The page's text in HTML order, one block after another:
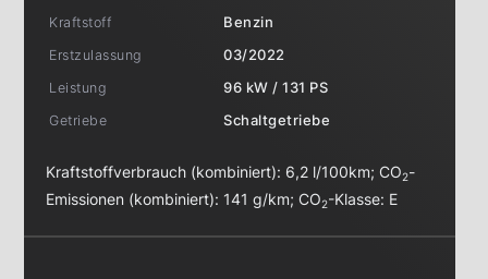
Kraftstoff
Benzin
Erstzulassung
03/2022
Leistung
96 kW / 131 PS
Getriebe
Schaltgetriebe
Kraftstoffverbrauch (kombiniert): 6,2 l/100km;CO2-
Emissionen (kombiniert): 141 g/km;CO2-Klasse: E